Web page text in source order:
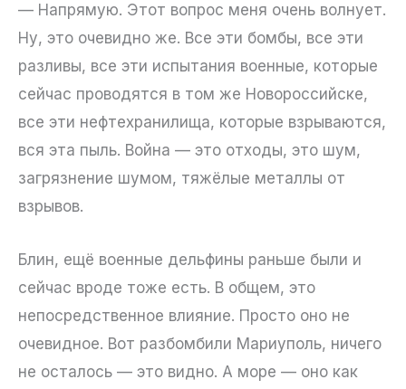
— Напрямую. Этот вопрос меня очень волнует.
Ну, это очевидно же. Все эти бомбы, все эти
разливы, все эти испытания военные, которые
сейчас проводятся в том же Новороссийске,
все эти нефтехранилища, которые взрываются,
вся эта пыль. Война — это отходы, это шум,
загрязнение шумом, тяжёлые металлы от
взрывов.
Блин, ещё военные дельфины раньше были и
сейчас вроде тоже есть. В общем, это
непосредственное влияние. Просто оно не
очевидное. Вот разбомбили Мариуполь, ничего
не осталось — это видно. А море — оно как